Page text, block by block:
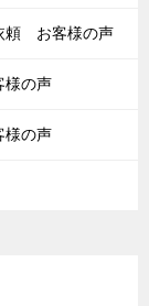
頼 お客様の声
様の声
様の声